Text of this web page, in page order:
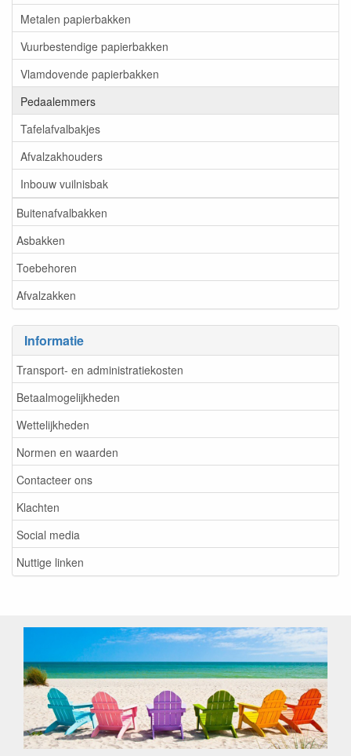
Metalen papierbakken
Vuurbestendige papierbakken
Vlamdovende papierbakken
Pedaalemmers
Tafelafvalbakjes
Afvalzakhouders
Inbouw vuilnisbak
Buitenafvalbakken
Asbakken
Toebehoren
Afvalzakken
Informatie
Transport- en administratiekosten
Betaalmogelijkheden
Wettelijkheden
Normen en waarden
Contacteer ons
Klachten
Social media
Nuttige linken